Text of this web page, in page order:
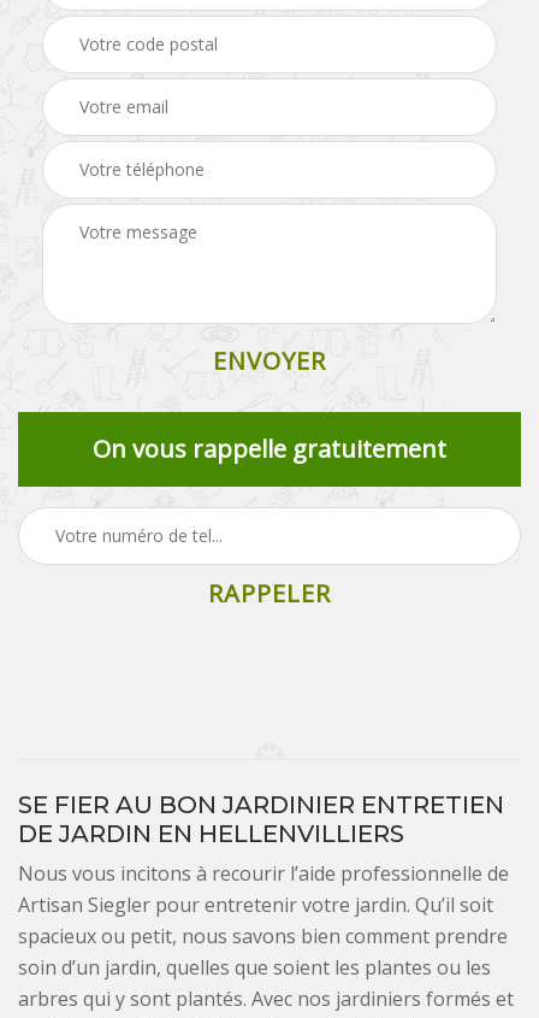
On vous rappelle gratuitement
SE FIER AU BON JARDINIER ENTRETIEN
DE JARDIN EN HELLENVILLIERS
Nous vous incitons à recourir l’aide professionnelle de
Artisan Siegler pour entretenir votre jardin. Qu’il soit
spacieux ou petit, nous savons bien comment prendre
soin d’un jardin, quelles que soient les plantes ou les
arbres qui y sont plantés. Avec nos jardiniers formés et